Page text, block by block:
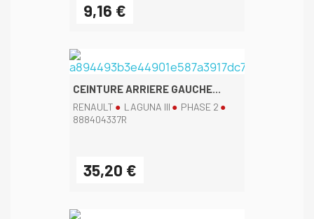
9,16 €
CEINTURE ARRIERE GAUCHE...
RENAULT LAGUNA III
PHASE 2
888404337R
35,20 €